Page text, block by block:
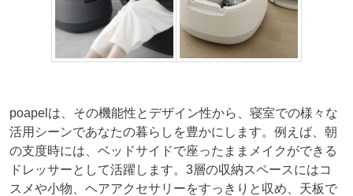
poapelは、その機能性とデザイン性から、寝室での様々な
活用シーンであなたの暮らしを豊かにします。例えば、朝
の支度時には、ベッドサイドで座ったままメイクができる
ドレッサーとして活躍します。3層の収納スペースにはコ
スメや小物、ヘアアクセサリーをすっきりと収め、天板で